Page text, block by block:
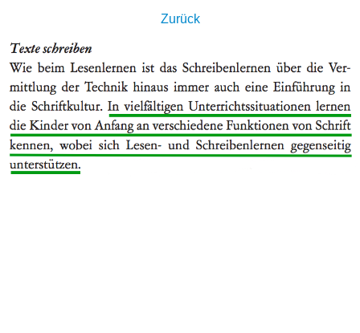
Zurück